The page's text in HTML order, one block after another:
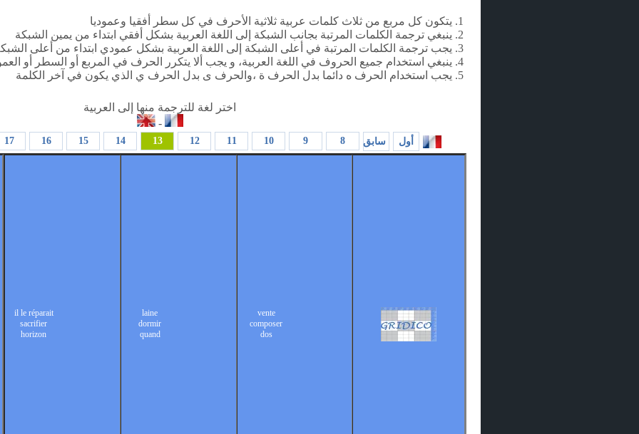
يتكون كل مربع من ثلاث كلمات عربية ثلاثية الأحرف في كل سطر أفقيا وعموديا
ينبغي ترجمة الكلمات المرتبة بجانب الشبكة إلى اللغة العربية بشكل أفقي ابتداء من يمين الشبكة
يجب ترجمة الكلمات المرتبة في أعلى الشبكة إلى اللغة العربية بشكل عمودي ابتداء من أعلى
ينبغي استخدام جميع الحروف في اللغة العربية، و يجب ألا يتكرر الحرف في المربع أو السطر أو
يجب استخدام الحرف ه دائما بدل الحرف ة ،والحرف ى بدل الحرف ي الذي يكون في آخر الكلمة
اختر لغة للترجمة منها إلى العربية
-
أول سابق 8
9
10
11
12
13
14
15
16
17
vente
composer
dos
laine
dormir
quand
il le réparait
sacrifier
horizon